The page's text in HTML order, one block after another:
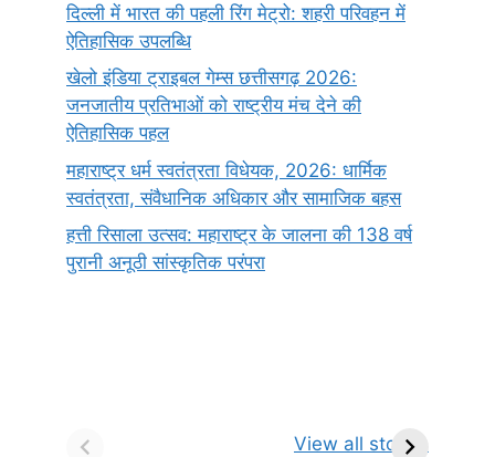
दिल्ली में भारत की पहली रिंग मेट्रो: शहरी परिवहन में
ऐतिहासिक उपलब्धि
खेलो इंडिया ट्राइबल गेम्स छत्तीसगढ़ 2026:
जनजातीय प्रतिभाओं को राष्ट्रीय मंच देने की
ऐतिहासिक पहल
महाराष्ट्र धर्म स्वतंत्रता विधेयक, 2026: धार्मिक
स्वतंत्रता, संवैधानिक अधिकार और सामाजिक बहस
हत्ती रिसाला उत्सव: महाराष्ट्र के जालना की 138 वर्ष
पुरानी अनूठी सांस्कृतिक परंपरा
View all stories
किसे कहते है?
ज्योतिर्लिंग | नाम,